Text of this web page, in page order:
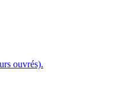
ouvrés).